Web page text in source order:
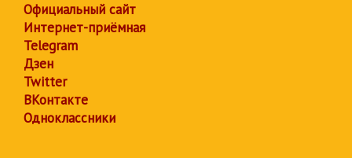
Официальный сайт
Интернет-приёмная
Telegram
Дзен
Twitter
ВКонтакте
Одноклассники